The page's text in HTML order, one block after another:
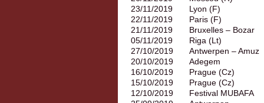
23/11/2019
Lyon (F)
22/11/2019
Paris (F)
21/11/2019
Bruxelles – Bozar
05/11/2019
Riga (Lt)
27/10/2019
Antwerpen – Amuz
20/10/2019
Adegem
16/10/2019
Prague (Cz)
15/10/2019
Prague (Cz)
12/10/2019
Festival MUBAFA